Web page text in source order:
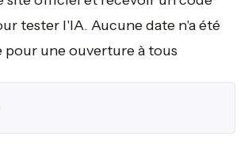
tester l'IA. Aucune date n'a été
une ouverture à tous